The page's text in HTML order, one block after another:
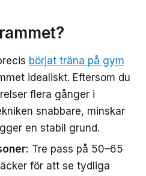
börjat träna på gym
idealiskt. Eftersom du
flera gånger i
snabbare, minskar
en stabil grund.
Tre pass på 50–65
för att se tydliga